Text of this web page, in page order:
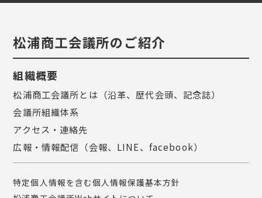
松浦商工会議所のご紹介
組織概要
松浦商工会議所とは（沿革、歴代会頭、記念誌）
会議所組織体系
アクセス・連絡先
広報・情報配信（会報、LINE、facebook）
特定個人情報を含む個人情報保護基本方針